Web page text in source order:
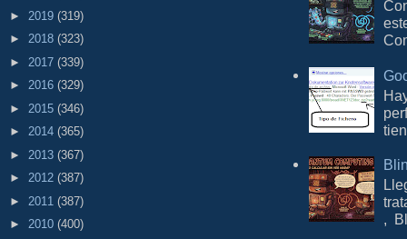
► 2019 (319)
► 2018 (323)
► 2017 (339)
► 2016 (329)
► 2015 (346)
► 2014 (365)
► 2013 (367)
► 2012 (387)
► 2011 (387)
► 2010 (400)
,